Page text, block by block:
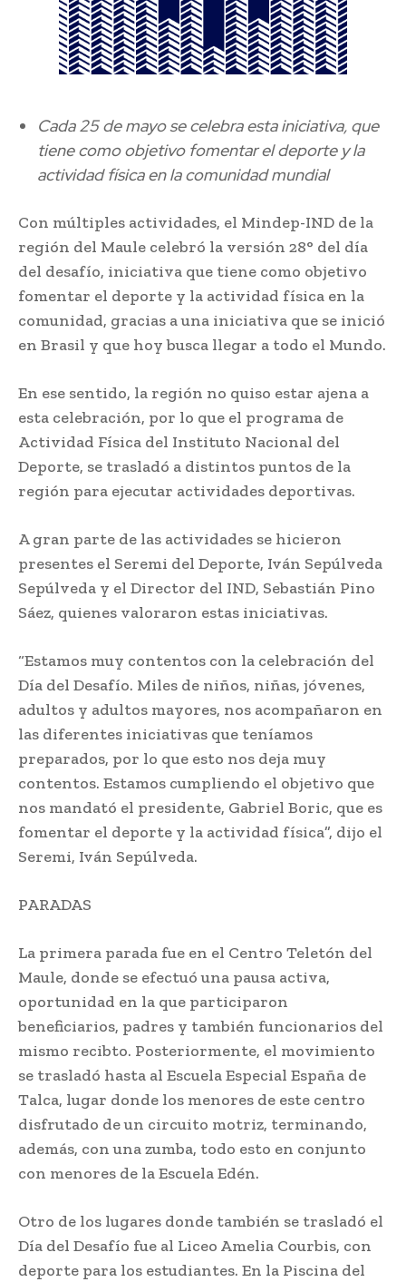
Cada 25 de mayo se celebra esta iniciativa, que
tiene como objetivo fomentar el deporte y la
actividad física en la comunidad mundial
Con múltiples actividades, el Mindep-IND de la
región del Maule celebró la versión 28° del día
del desafío, iniciativa que tiene como objetivo
fomentar el deporte y la actividad física en la
comunidad, gracias a una iniciativa que se inició
en Brasil y que hoy busca llegar a todo el Mundo.
En ese sentido, la región no quiso estar ajena a
esta celebración, por lo que el programa de
Actividad Física del Instituto Nacional del
Deporte, se trasladó a distintos puntos de la
región para ejecutar actividades deportivas.
A gran parte de las actividades se hicieron
presentes el Seremi del Deporte, Iván Sepúlveda
Sepúlveda y el Director del IND, Sebastián Pino
Sáez, quienes valoraron estas iniciativas.
“Estamos muy contentos con la celebración del
Día del Desafío. Miles de niños, niñas, jóvenes,
adultos y adultos mayores, nos acompañaron en
las diferentes iniciativas que teníamos
preparados, por lo que esto nos deja muy
contentos. Estamos cumpliendo el objetivo que
nos mandató el presidente, Gabriel Boric, que es
fomentar el deporte y la actividad física”, dijo el
Seremi, Iván Sepúlveda.
PARADAS
La primera parada fue en el Centro Teletón del
Maule, donde se efectuó una pausa activa,
oportunidad en la que participaron
beneficiarios, padres y también funcionarios del
mismo recibto. Posteriormente, el movimiento
se trasladó hasta al Escuela Especial España de
Talca, lugar donde los menores de este centro
disfrutado de un circuito motriz, terminando,
además, con una zumba, todo esto en conjunto
con menores de la Escuela Edén.
Otro de los lugares donde también se trasladó el
Día del Desafío fue al Liceo Amelia Courbis, con
deporte para los estudiantes. En la Piscina del